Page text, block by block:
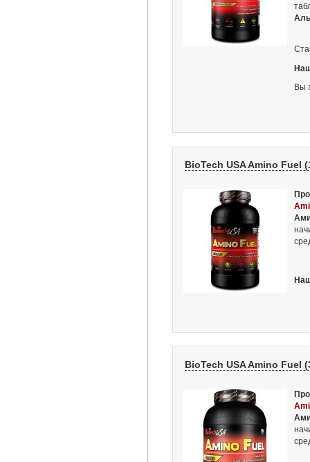
Вы
BioTech USA Amino Fuel
BioTech USA Amino Fuel